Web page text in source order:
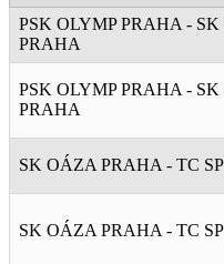
PSK OLYMP PRAHA -
PRAHA
PSK OLYMP PRAHA -
PRAHA
SK OÁZA PRAHA - TC
SK OÁZA PRAHA - TC